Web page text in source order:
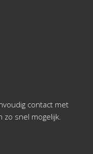
contact met
zo snel mogelijk.